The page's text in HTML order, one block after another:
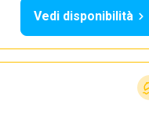
Vedi disponibilità